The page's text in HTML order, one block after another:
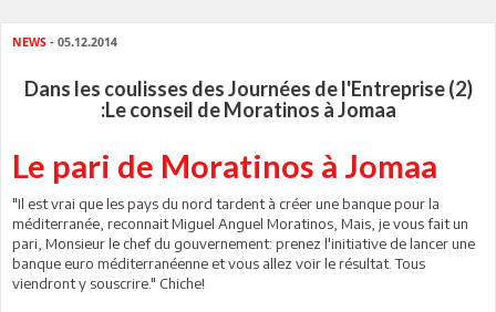
NEWS - 05.12.2014
Dans les coulisses des Journées de l'Entreprise (2)
:Le conseil de Moratinos à Jomaa
Le pari de Moratinos à Jomaa
"Il est vrai que les pays du nord tardent à créer une banque pour la
méditerranée, reconnait Miguel Anguel Moratinos, Mais, je vous fait un
pari, Monsieur le chef du gouvernement: prenez l'initiative de lancer une
banque euro méditerranéenne et vous allez voir le résultat. Tous
viendront y souscrire." Chiche!